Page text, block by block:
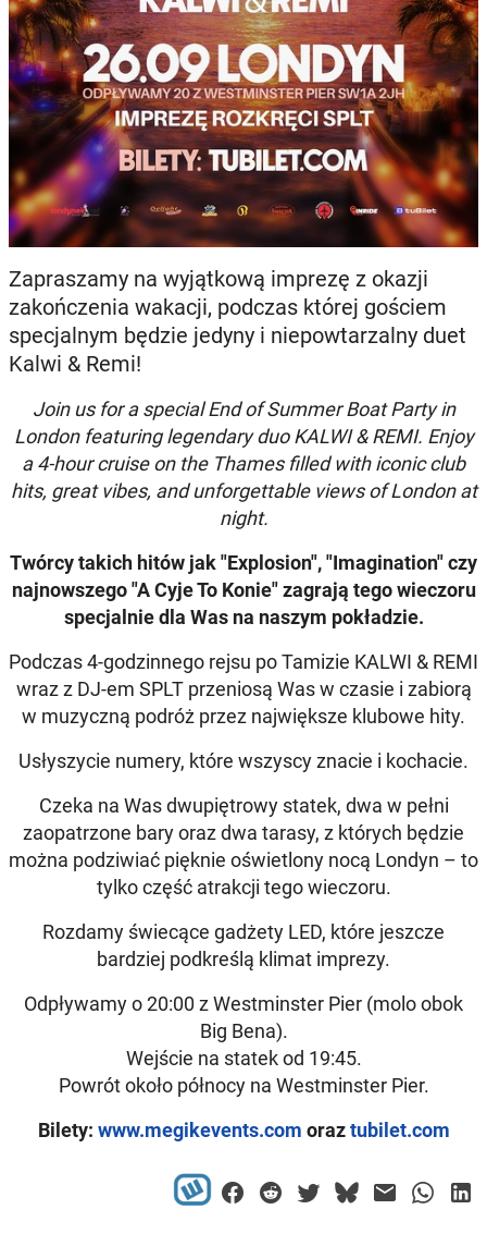
Zapraszamy na wyjątkową imprezę z okazji
zakończenia wakacji, podczas której gościem
specjalnym będzie jedyny i niepowtarzalny duet
Kalwi & Remi!
Join us for a special End of Summer Boat Party in
London featuring legendary duo KALWI & REMI. Enjoy
a 4-hour cruise on the Thames filled with iconic club
hits, great vibes, and unforgettable views of London at
night.
Twórcy takich hitów jak "Explosion", "Imagination" czy
najnowszego "A Cyje To Konie" zagrają tego wieczoru
specjalnie dla Was na naszym pokładzie.
Podczas 4-godzinnego rejsu po Tamizie KALWI & REMI
wraz z DJ-em SPLT przeniosą Was w czasie i zabiorą
w muzyczną podróż przez największe klubowe hity.
Usłyszycie numery, które wszyscy znacie i kochacie.
Czeka na Was dwupiętrowy statek, dwa w pełni
zaopatrzone bary oraz dwa tarasy, z których będzie
można podziwiać pięknie oświetlony nocą Londyn – to
tylko część atrakcji tego wieczoru.
Rozdamy świecące gadżety LED, które jeszcze
bardziej podkreślą klimat imprezy.
Odpływamy o 20:00 z Westminster Pier (molo obok
Big Bena).
Wejście na statek od 19:45.
Powrót około północy na Westminster Pier.
Bilety: www.megikevents.com oraztubilet.com